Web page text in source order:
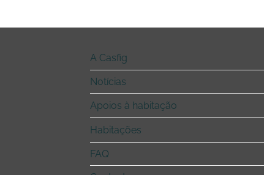
A Casfig
Notícias
Apoios à habitação
Habitações
FAQ